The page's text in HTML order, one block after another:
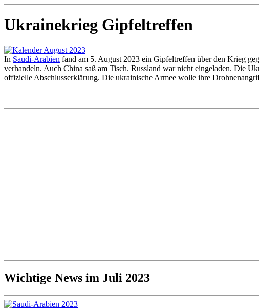
Ukrainekrieg Gipfeltreffen
In Saudi-Arabien fand am 5. August 2023 ein Gipfeltreffen über den Krieg
verhandeln. Auch China saß am Tisch. Russland war nicht eingeladen. Die
offizielle Abschlusserklärung. Die ukrainische Armee wolle ihre
Wichtige News im Juli 2023